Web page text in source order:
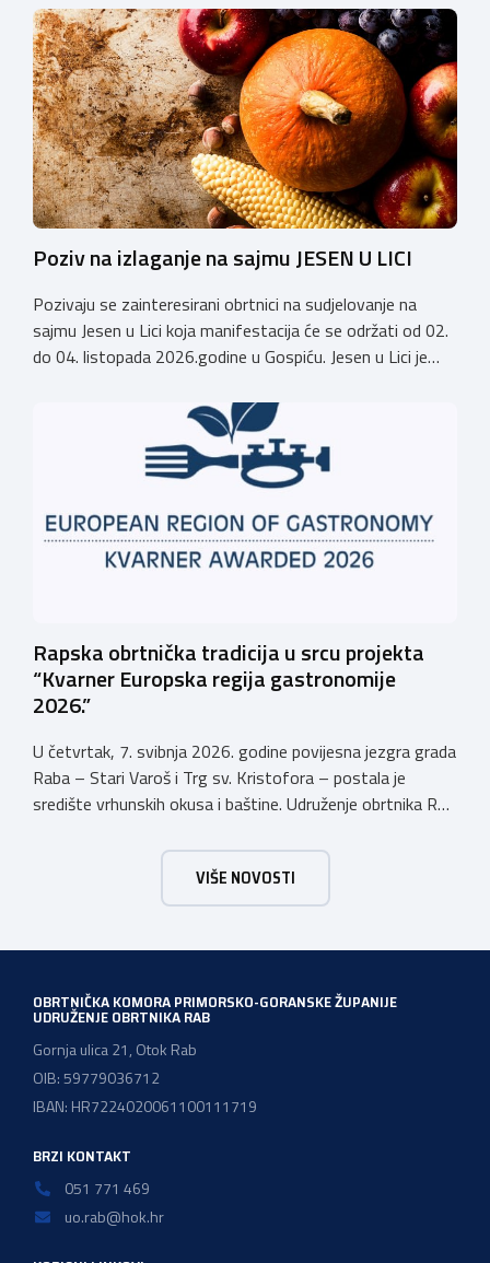
održati 12. rujna u Kongresnom centru na Zagrebačkom
velesajmu. Susret će i ove godine okupiti groomere,
stručnjake i zaljubljenike u njegu pasa iz cijele Hrvatske,
[…]
Poziv na izlaganje na sajmu JESEN U LICI
Pozivaju se zainteresirani obrtnici na sudjelovanje na
sajmu Jesen u Lici koja manifestacija će se održati od 02.
do 04. listopada 2026.godine u Gospiću. Jesen u Lici je
u Gospiću i prerasla je u najznačajnjiju gospodarsku,
kulturnu i etno manifestaciju na području Ličko-senjske
županije. Organizator izložbe […]
Rapska obrtnička tradicija u srcu projekta
“Kvarner Europska regija gastronomije
2026.”
U četvrtak, 7. svibnja 2026. godine povijesna jezgra grada
Raba – Stari Varoš i Trg sv. Kristofora – postala je
središte vrhunskih okusa i baštine. Udruženje obrtnika Rab
manifestacije kojom Kvarner i službeno započinje svoju
godinu kao Europska regija gastronomije. Pod sloganom
Kvarner za stolom – Povratak baštini, […]
VIŠE NOVOSTI
OBRTNIČKA KOMORA PRIMORSKO-GORANSKE ŽUPANIJE
UDRUŽENJE OBRTNIKA RAB
Gornja ulica 21, Otok Rab
OIB: 59779036712
IBAN: HR7224020061100111719
BRZI KONTAKT
051 771 469
uo.rab@hok.hr